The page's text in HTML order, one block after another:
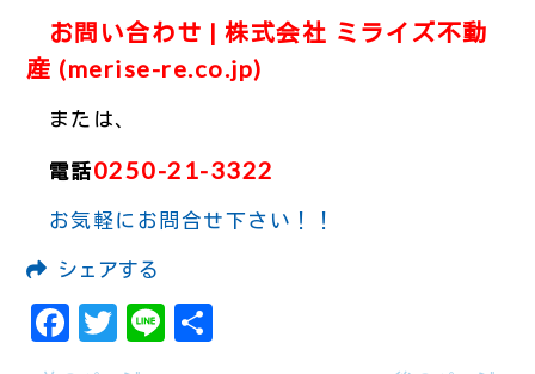
お問い合わせ | 株式会社 ミライズ不動
産 (merise-re.co.jp)
または、
電話0250-21-3322
お気軽にお問合せ下さい！！
シェアする
Facebook
Twitter
Line